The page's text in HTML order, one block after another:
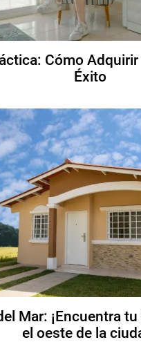
Cómo
Éxito
Mar: ¡Encuentra
el oeste de la